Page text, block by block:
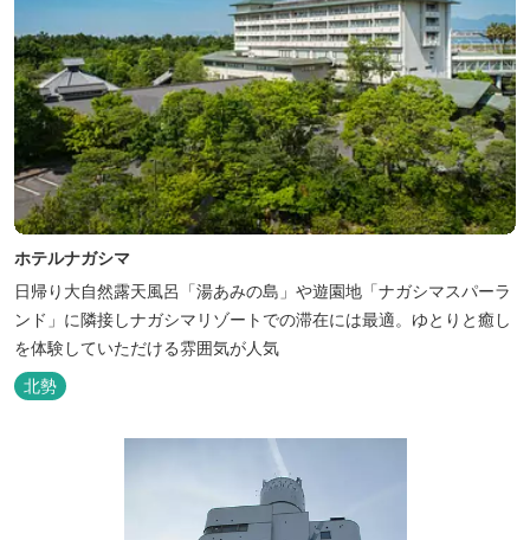
ホテルナガシマ
日帰り大自然露天風呂「湯あみの島」や遊園地「ナガシマスパーラ
ンド」に隣接しナガシマリゾートでの滞在には最適。ゆとりと癒し
を体験していただける雰囲気が人気
北勢